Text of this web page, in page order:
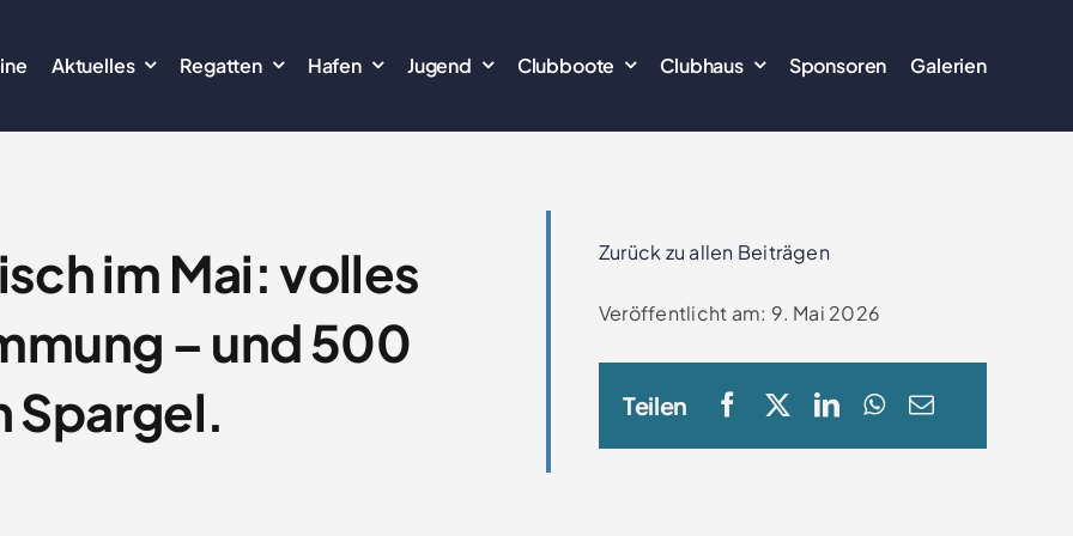
Aktuelles Regatten Hafen Jugend Clubboote Clubhaus Sponsoren Galerien
im Mai: volles
– und 500
Spargel.
Zurück zu allen Beiträgen
Veröffentlicht am: 9. Mai 2026
Teilen